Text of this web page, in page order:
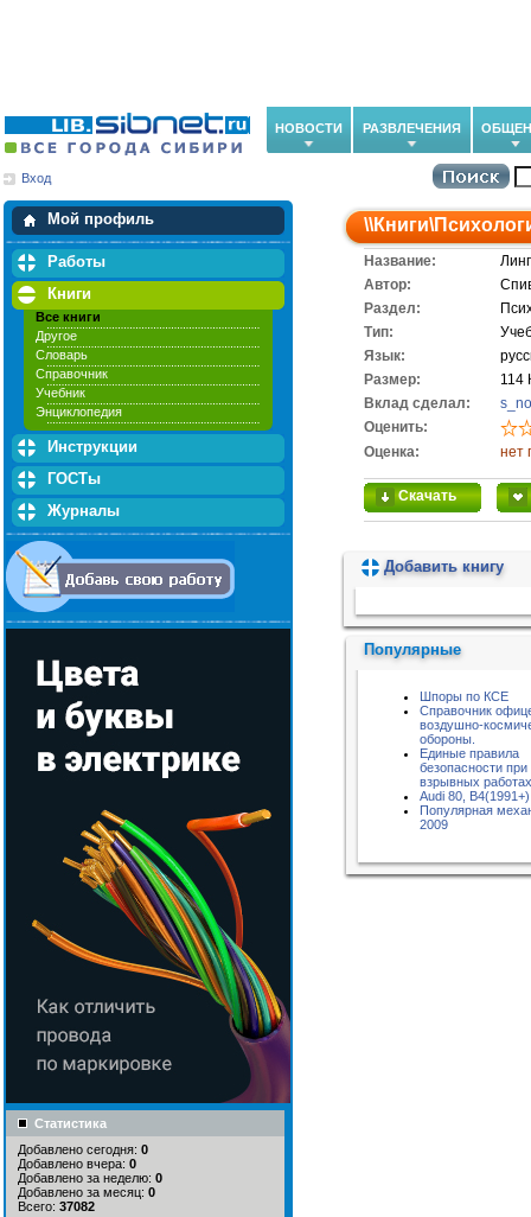
НОВОСТИ РАЗВЛЕЧЕНИЯ
Вход
Мой профиль
Мои закладки
Работы
Книги
Все книги
Другое
Словарь
Справочник
Учебник
Энциклопедия
Инструкции
ГОСТы
Журналы
Статистика
Добавлено сегодня: 0
Добавлено вчера: 0
Добавлено за неделю: 0
Добавлено за месяц: 0
Всего: 37082
\\Книги\
Название:
Автор:
Раздел:
Тип:
Язык:
Размер:
114
Вклад сделал:
Оценить:
Оценка:
нет
Скачать
Добавить книгу
Популярные
Шпоры по КСЕ
Справочник
воздушно-
обороны.
Единые правила
безопасности при
взрывных работах
Audi 80, B4(1991+)
Популярная
2009